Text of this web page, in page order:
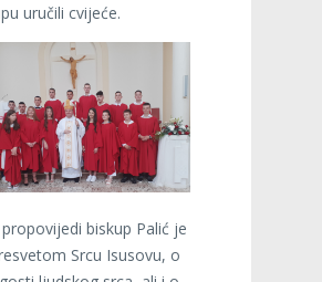
uručili cvijeće.
biskup Palić je
Srcu Isusovu, o